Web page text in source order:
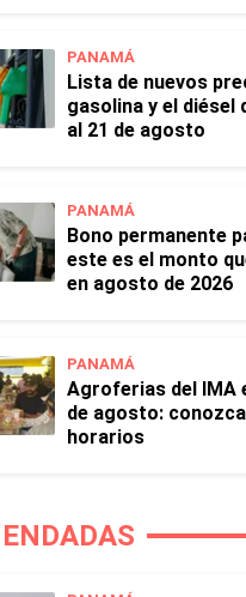
PANAMÁ
Lista de nuevos
gasolina y el diésel
al 21 de agosto
PANAMÁ
Bono permanente
este es el monto
en agosto de 2026
PANAMÁ
Agroferias del IMA
de agosto:
horarios